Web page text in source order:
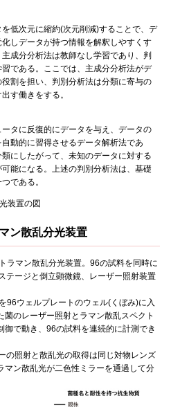
低次元に縮約(次元削減)することで、デ
しデータが持つ情報を解釈しやすくす
成分分析法は教師なし学習であり、判
である。ここでは、主成分分析法がデ
割を担い、判別分析法は分類に寄与の
す働きをする。
タに反復的にデータを与え、データの
動的に習得させるデータ解析法であ
にしたがって、未知のデータに対する
能になる。上述の判別分析法は、基礎
である。
ン散乱分光装置
ラマン散乱分光装置。96の試料を同時に
テージと倒立顕微鏡、レーザー照射装置
96ウェルプレートのウェル(くぼみ)に入
のレーザー照射とラマン散乱スペクト
御で動き、96の試料を連続的に計測でき
の照射と散乱光の取得は同じ対物レンズ
マン散乱光が二色性ミラーを通過して分